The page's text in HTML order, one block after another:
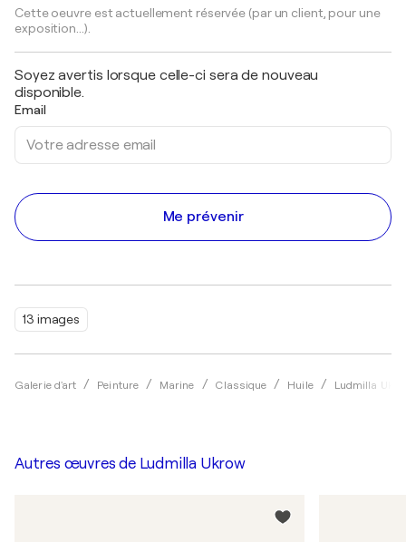
13 images
Galerie d'art Peinture Marine Classique Huile Ludmilla
Cette oeuvre est actuellement réservée (par un client, pour une
exposition...).
Soyez avertis lorsque celle-ci sera de nouveau
disponible.
Email
Me prévenir
Autres œuvres de Ludmilla Ukrow